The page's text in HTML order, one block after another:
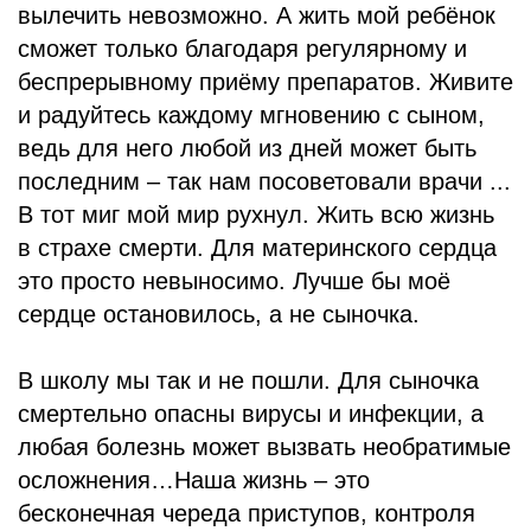
вылечить невозможно. А жить мой ребёнок
сможет только благодаря регулярному и
беспрерывному приёму препаратов. Живите
и радуйтесь каждому мгновению с сыном,
ведь для него любой из дней может быть
последним – так нам посоветовали врачи ...
В тот миг мой мир рухнул. Жить всю жизнь
в страхе смерти. Для материнского сердца
это просто невыносимо. Лучше бы моё
сердце остановилось, а не сыночка.
В школу мы так и не пошли. Для сыночка
смертельно опасны вирусы и инфекции, а
любая болезнь может вызвать необратимые
осложнения…Наша жизнь – это
бесконечная череда приступов, контроля